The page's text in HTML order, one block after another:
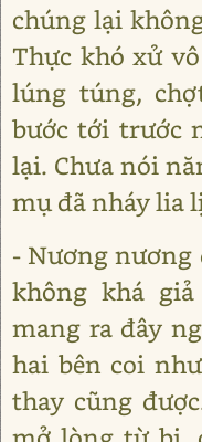
chúng lại
Thực khó xử
lúng túng,
bước tới trước
lại. Chưa nói
mụ đã nháy lia
- Nương nương
không khá
mang ra đây
hai bên coi
thay cũng